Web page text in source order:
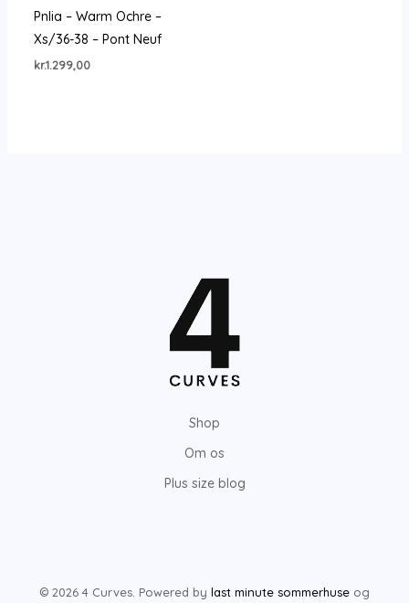
Pnlia – Warm Ochre –
Xs/36-38 – Pont Neuf
kr.1.299,00
Shop
Om os
Plus size blog
© 2026 4 Curves. Powered by last minute sommerhuse og